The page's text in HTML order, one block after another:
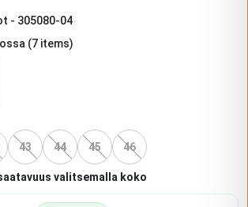
- 305080-04
(7 items)
43 44 45 46
valitsemalla koko